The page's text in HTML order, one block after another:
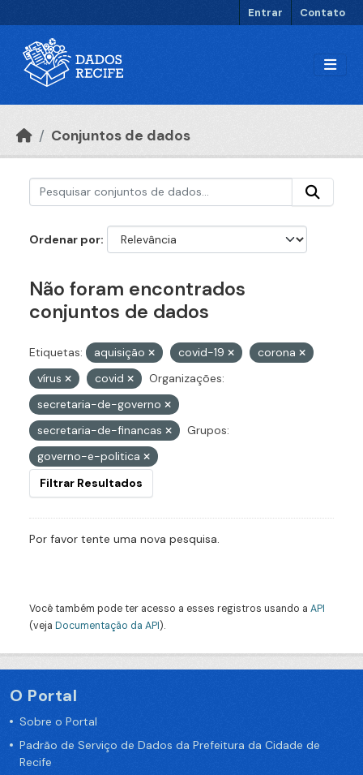
Entrar Contato
Conjuntos de dados
Ordenar por
Não foram encontrados
conjuntos de dados
Etiquetas: aquisição covid-19
corona
vírus
covid
Organizações:
secretaria-de-governo
secretaria-de-financas
Grupos:
governo-e-politica
Filtrar Resultados
Por favor tente uma nova pesquisa.
Você também pode ter acesso a esses registros usando a API
(veja Documentação da API).
O Portal
Sobre o Portal
Padrão de Serviço de Dados da Prefeitura da Cidade de
Recife